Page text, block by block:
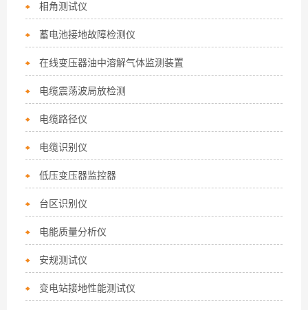
相角测试仪
蓄电池接地故障检测仪
在线变压器油中溶解气体监测装置
电缆震荡波局放检测
电缆路径仪
电缆识别仪
低压变压器监控器
台区识别仪
电能质量分析仪
安规测试仪
变电站接地性能测试仪